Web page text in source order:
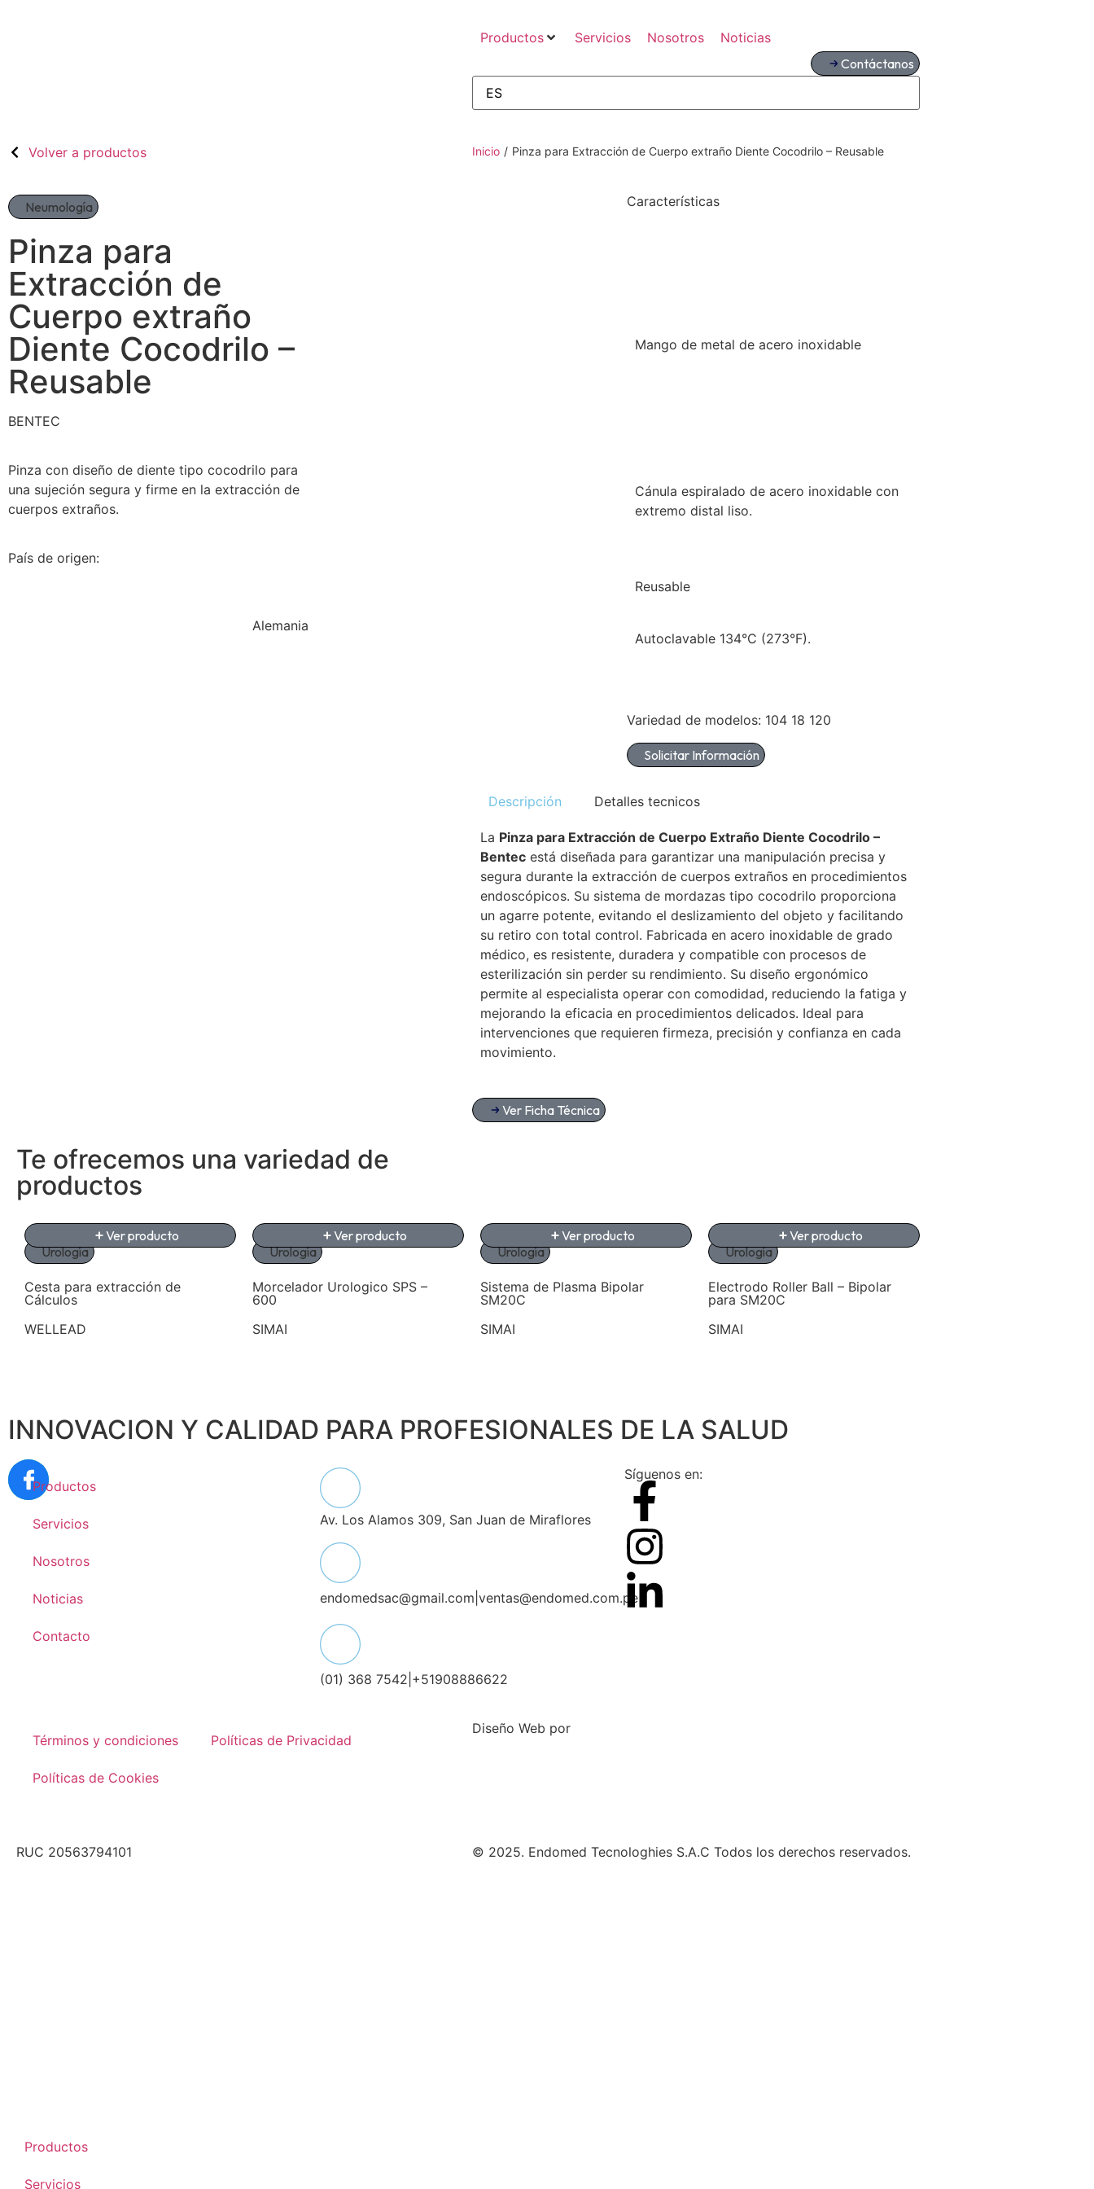
Productos Servicios Nosotros
Noticias
Contáctanos
Volver a productos Inicio / Pinza para Extracción de Cuerpo extraño Diente Cocodrilo – Reusable
Neumología
Pinza para
Extracción de
Cuerpo extraño
Diente Cocodrilo –
Reusable
BENTEC
Pinza con diseño de diente tipo cocodrilo para
una sujeción segura y firme en la extracción de
cuerpos extraños.
País de origen:
Alemania
Características
Mango de metal de acero inoxidable
Cánula espiralado de acero inoxidable con
extremo distal liso.
Reusable
Autoclavable 134°C (273°F).
Variedad de modelos: 104 18 120
Solicitar Información
Descripción Detalles tecnicos
La Pinza para Extracción de Cuerpo Extraño Diente Cocodrilo –
Bentec está diseñada para garantizar una manipulación precisa y
segura durante la extracción de cuerpos extraños en procedimientos
endoscópicos. Su sistema de mordazas tipo cocodrilo proporciona
un agarre potente, evitando el deslizamiento del objeto y facilitando
su retiro con total control. Fabricada en acero inoxidable de grado
médico, es resistente, duradera y compatible con procesos de
esterilización sin perder su rendimiento. Su diseño ergonómico
permite al especialista operar con comodidad, reduciendo la fatiga y
mejorando la eficacia en procedimientos delicados. Ideal para
intervenciones que requieren firmeza, precisión y confianza en cada
movimiento.
Ver Ficha Técnica
Te ofrecemos una variedad de
productos
Urología
Cesta para extracción de
Cálculos
WELLEAD
Ver producto
Urología
Morcelador Urologico SPS –
600
SIMAI
Ver producto
Urología
Sistema de Plasma Bipolar
SM20C
SIMAI
Ver producto
Urología
Electrodo Roller Ball – Bipolar
para SM20C
SIMAI
Ver producto
INNOVACION Y CALIDAD PARA PROFESIONALES DE LA SALUD
Productos
Servicios
Nosotros
Noticias
Contacto
Av. Los Alamos 309, San Juan de Miraflores
endomedsac@gmail.com |ventas@endomed.com.pe
(01) 368 7542 +51908886622
Síguenos en:
Términos y condiciones Políticas de Privacidad
Políticas de Cookies
Diseño Web por
RUC 20563794101 © 2025. Endomed Tecnologhies S.A.C Todos los derechos reservados.
Productos
Servicios